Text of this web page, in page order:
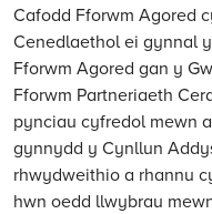
Cafodd Fforwm Agored
Cenedlaethol ei gynnal
Fforwm Agored gan y
Fforwm Partneriaeth
pynciau cyfredol mewn
gynnydd y Cynllun
rhwydweithio a rhannu
hwn oedd llwybrau